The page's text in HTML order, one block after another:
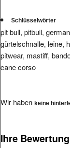
Schlüsselwörter
pit bull, pitbull,
gürtelschnalle, leine,
pitwear, mastiff,
cane corso
Wir haben keine
Ihre